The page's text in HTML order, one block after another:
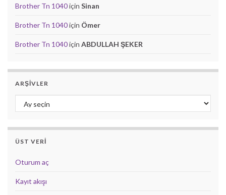
Brother Tn 1040için Sinan
Brother Tn 1040için Ömer
Brother Tn 1040için ABDULLAH ŞEKER
ARŞIVLER
Arşivler
ÜST VERI
Oturum aç
Kayıt akışı